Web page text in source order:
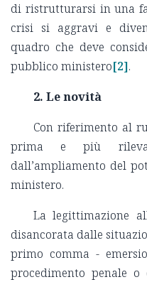
di ristrutturarsi in una
crisi si aggravi e
quadro che deve
pubblico ministero[2].
2. Le novità
Con riferimento al
prima e più
dall’ampliamento del
ministero.
La legittimazione
disancorata dalle
primo comma -
procedimento penale